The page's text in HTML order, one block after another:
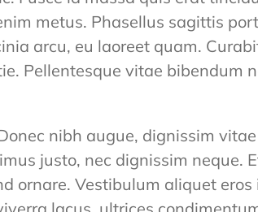
metus. Phasellus sagittis
arcu, eu laoreet quam.
Pellentesque vitae bibendum
nibh augue, dignissim
justo, nec dignissim neque.
ornare. Vestibulum aliquet